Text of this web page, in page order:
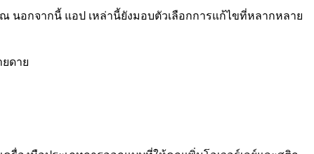
นอกจากนี้ แอป เหล่านี้ยังมอบตัวเลือกการแก้ไขที่หลากหลาย
ดาย